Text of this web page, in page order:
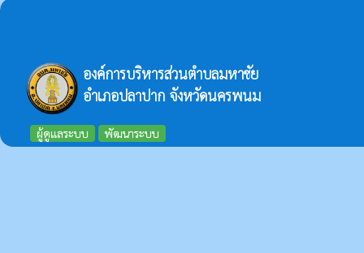
องค์การบริหารส่วนตำบลมหาชัย
อำเภอปลาปาก จังหวัดนครพนม
ผู้ดูแลระบบ พัฒนาระบบ